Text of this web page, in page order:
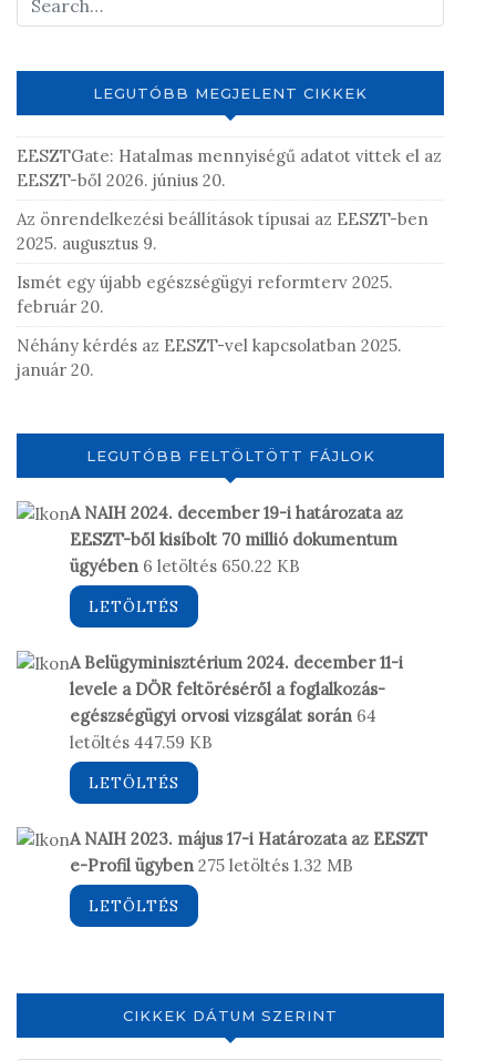
m
e
g
z
s
t
LEGUTÓBB MEGJELENT CIKKEK
EESZTGate: Hatalmas mennyiségű adatot vittek el az
EESZT-ből 2026. június 20.
Az önrendelkezési beállítások típusai az EESZT-ben
2025. augusztus 9.
Ismét egy újabb egészségügyi reformterv 2025.
február 20.
Néhány kérdés az EESZT-vel kapcsolatban 2025.
január 20.
LEGUTÓBB FELTÖLTÖTT FÁJLOK
A NAIH 2024. december 19-i határozata az
EESZT-ből kisíbolt 70 millió dokumentum
ügyében 6 letöltés 650.22 KB
LETÖLTÉS
A Belügyminisztérium 2024. december 11-i
levele a DÖR feltöréséről a foglalkozás-
egészségügyi orvosi vizsgálat során 64
letöltés 447.59 KB
LETÖLTÉS
A NAIH 2023. május 17-i Határozata az EESZT
e-Profil ügyben 275 letöltés 1.32 MB
LETÖLTÉS
CIKKEK DÁTUM SZERINT